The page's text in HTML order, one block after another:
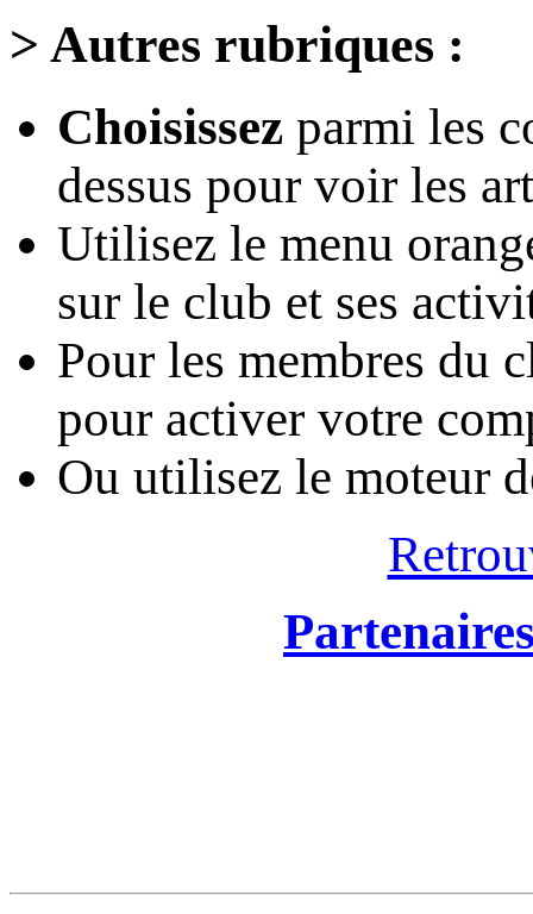
> Autres rubriques :
Choisissez parmi les
dessus pour voir les
Utilisez le menu
sur le club et ses
Pour les membres du
pour activer votre
Ou utilisez le moteur